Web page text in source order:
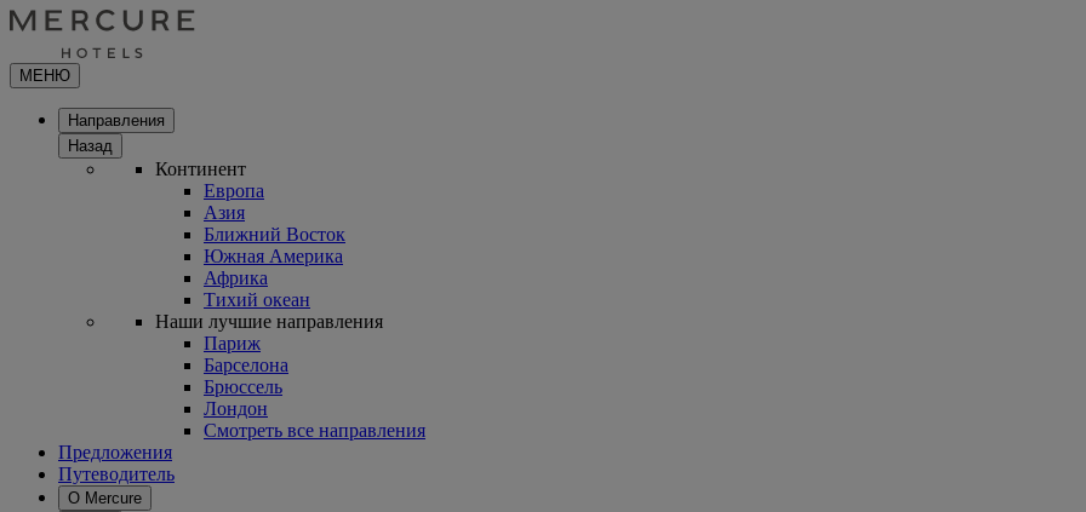
МЕНЮ
Направления
Назад
Континент
Европа
Азия
Ближний Восток
Южная Америка
Африка
Тихий океан
Наши лучшие направления
Париж
Барселона
Брюссель
Лондон
Смотреть все направления
Предложения
Путеводитель
О Mercure